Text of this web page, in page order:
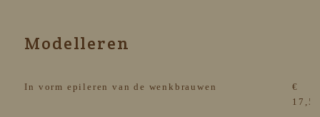
Modelleren
In vorm epileren van de wenkbrauwen
€